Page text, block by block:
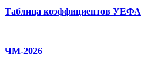
Таблица коэффициентов УЕФА
ЧМ-2026